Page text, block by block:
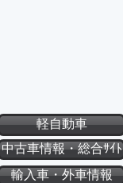
軽自動車
輸入車・外車情報
中古車情報・総合ｻｲﾄ